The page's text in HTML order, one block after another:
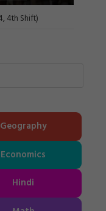
4th Shift)
Geography
Economics
Hindi